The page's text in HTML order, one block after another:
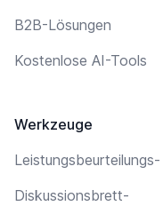
B2B-Lösungen
Kostenlose AI-Tools
Werkzeuge
Leistungsbeurteilungs-
Diskussionsbrett-